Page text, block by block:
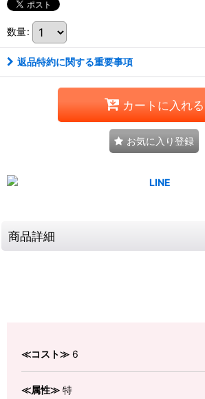
数量:
返品特約に関する重要事項
カートに入れる
お気に入り登録
商品詳細
≪コスト≫ 6
≪属性≫ 特